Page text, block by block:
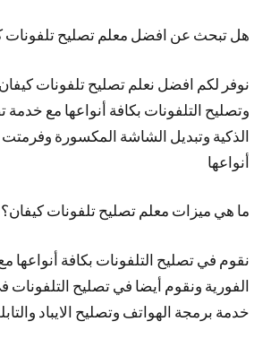
هل تبحث عن افضل معلم تصليح تلفونات
نوفر لكم افضل نعلم تصليح تلفونات
وتصليح التلفونات بكافة أنواعها مع خدمة
الذكية وتبديل الشاشة المكسورة وفرمتت
أنواعها
ما هي ميزات معلم تصليح تلفونات كيفان؟
نقوم في تصليح التلفونات بكافة أنواعها
الفورية ونقوم أيضا في تصليح التلفونات
خدمة برمجة الهواتف وتصليح الايباد